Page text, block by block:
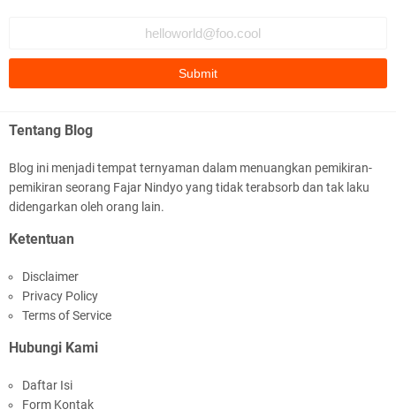
Tentang Blog
Blog ini menjadi tempat ternyaman dalam menuangkan pemikiran-
pemikiran seorang Fajar Nindyo yang tidak terabsorb dan tak laku
didengarkan oleh orang lain.
Ketentuan
Disclaimer
Privacy Policy
Terms of Service
Hubungi Kami
Daftar Isi
Form Kontak